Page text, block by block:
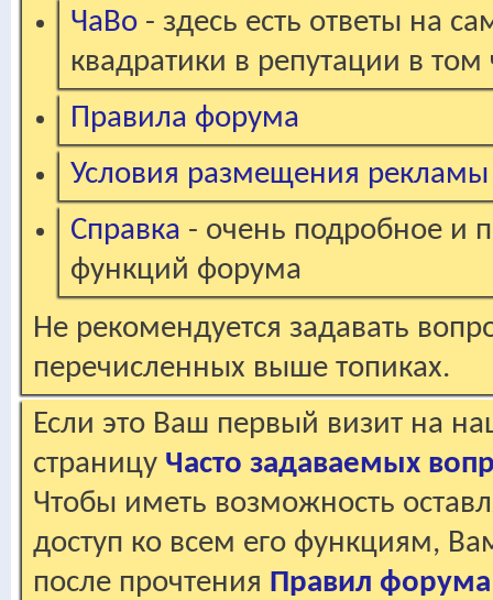
ЧаВо - здесь есть ответы на
квадратики в репутации в том
Правила форума
Условия размещения
Справка - очень подробное и
функций форума
Не рекомендуется задавать
перечисленных выше топиках.
Если это Ваш первый визит на
страницу Часто задаваемых
Чтобы иметь возможность
доступ ко всем его функциям,
после прочтения Правил форума